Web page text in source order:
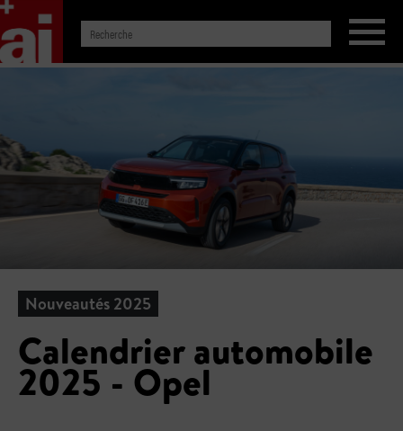
Nouveautés 2025
Calendrier automobile
2025 - Opel